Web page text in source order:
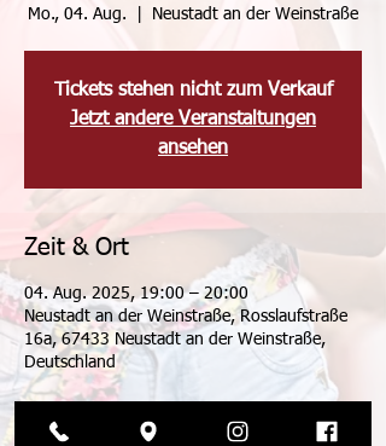
Mo., 04. Aug. Neustadt an der Weinstraße
Tickets stehen nicht zum Verkauf
Jetzt andere Veranstaltungen
ansehen
Zeit & Ort
04. Aug. 2025, 19:00 – 20:00
Neustadt an der Weinstraße, Rosslaufstraße
16a, 67433 Neustadt an der Weinstraße,
Deutschland